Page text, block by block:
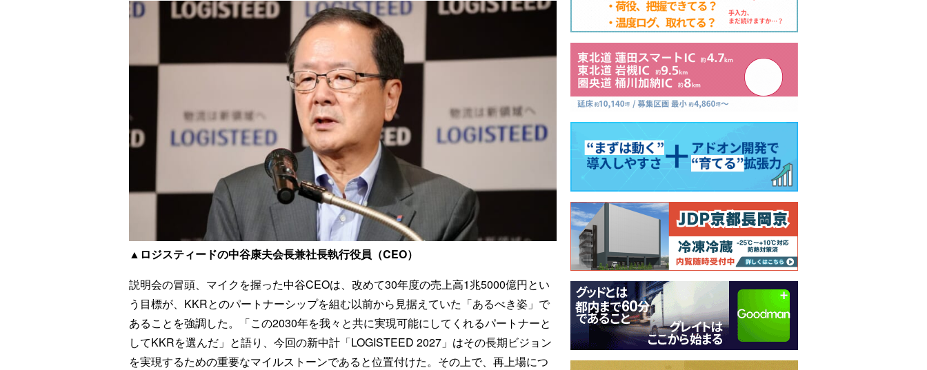
▲ロジスティードの中谷康夫会長兼社長執行役員（CEO）
説明会の冒頭、マイクを握った中谷CEOは、改めて30年度の売上高1兆5000億円とい
う目標が、KKRとのパートナーシップを組む以前から見据えていた「あるべき姿」で
あることを強調した。「この2030年を我々と共に実現可能にしてくれるパートナーと
してKKRを選んだ」と語り、今回の新中計「LOGISTEED 2027」はその長期ビジョン
を実現するための重要なマイルストーンであると位置付けた。その上で、再上場につ